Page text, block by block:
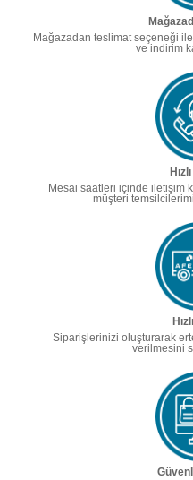
Mağazadan teslimat seçeneği
ve indirim
Mesai saatleri içinde iletişim
müşteri
Siparişlerinizi oluşturarak
verilmesini